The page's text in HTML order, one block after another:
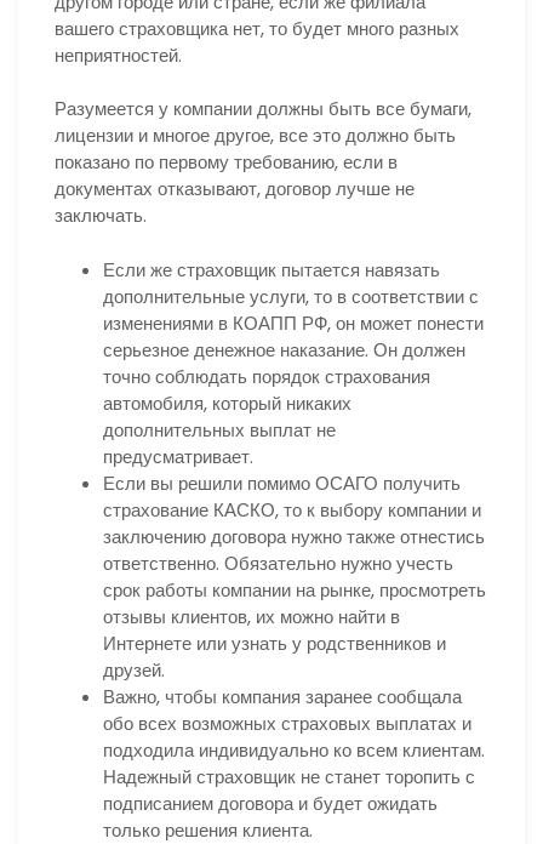
вашего страховщика нет, то будет много разных
неприятностей.
Разумеется у компании должны быть все бумаги,
лицензии и многое другое, все это должно быть
показано по первому требованию, если в
документах отказывают, договор лучше не
заключать.
Если же страховщик пытается навязать
дополнительные услуги, то в соответствии с
изменениями в КОАПП РФ, он может понести
серьезное денежное наказание. Он должен
точно соблюдать порядок страхования
автомобиля, который никаких
дополнительных выплат не
предусматривает.
Если вы решили помимо ОСАГО получить
страхование КАСКО, то к выбору компании и
заключению договора нужно также отнестись
ответственно. Обязательно нужно учесть
срок работы компании на рынке, просмотреть
отзывы клиентов, их можно найти в
Интернете или узнать у родственников и
друзей.
Важно, чтобы компания заранее сообщала
обо всех возможных страховых выплатах и
подходила индивидуально ко всем клиентам.
Надежный страховщик не станет торопить с
подписанием договора и будет ожидать
только решения клиента.